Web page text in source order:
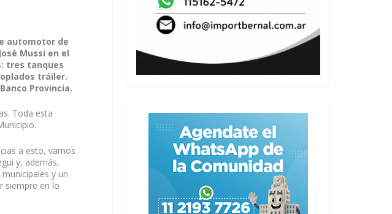
automotor de
Mussi en el
tres tanques
tráiler.
Provincia.
Toda esta
a esto, vamos
y, además,
y un
siempre en lo